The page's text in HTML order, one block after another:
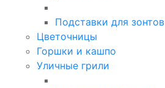
Подставки для зонтов
Цветочницы
Горшки и кашпо
Уличные грили